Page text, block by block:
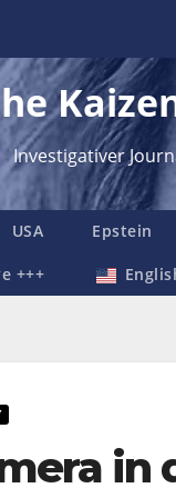
Investigativer
USA Epstein
+++
in